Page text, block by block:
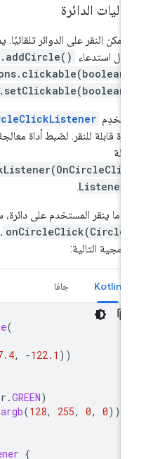
الدائرة
يمكن النقر على الدوائر تلقائيًا.
استدعاء
قابلة للنقر. لضبط أداة
.
ينقر المستخدم على دائرة،
،
التالية:
Kotlin
( 37.4, - 122.1
.GREEN
.argb(128, 255, 0,